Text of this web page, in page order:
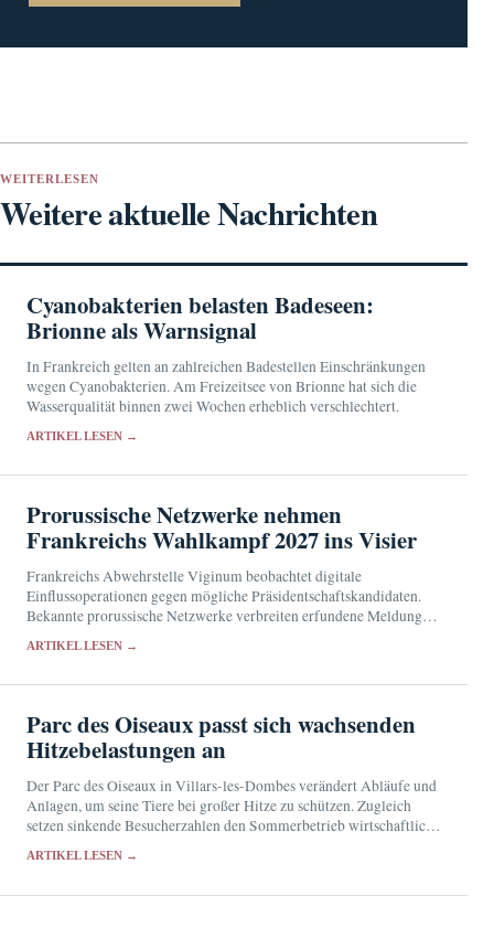
WEITERLESEN
Weitere aktuelle Nachrichten
Cyanobakterien belasten Badeseen:
Brionne als Warnsignal
In Frankreich gelten an zahlreichen Badestellen Einschränkungen
wegen Cyanobakterien. Am Freizeitsee von Brionne hat sich die
Wasserqualität binnen zwei Wochen erheblich verschlechtert.
ARTIKEL LESEN →
Prorussische Netzwerke nehmen
Frankreichs Wahlkampf 2027 ins Visier
Frankreichs Abwehrstelle Viginum beobachtet digitale
Einflussoperationen gegen mögliche Präsidentschaftskandidaten.
Bekannte prorussische Netzwerke verbreiten erfundene Meldungen,
ARTIKEL LESEN →
Parc des Oiseaux passt sich wachsenden
Hitzebelastungen an
Der Parc des Oiseaux in Villars-les-Dombes verändert Abläufe und
Anlagen, um seine Tiere bei großer Hitze zu schützen. Zugleich
setzen sinkende Besucherzahlen den Sommerbetrieb wirtschaftlich
ARTIKEL LESEN →